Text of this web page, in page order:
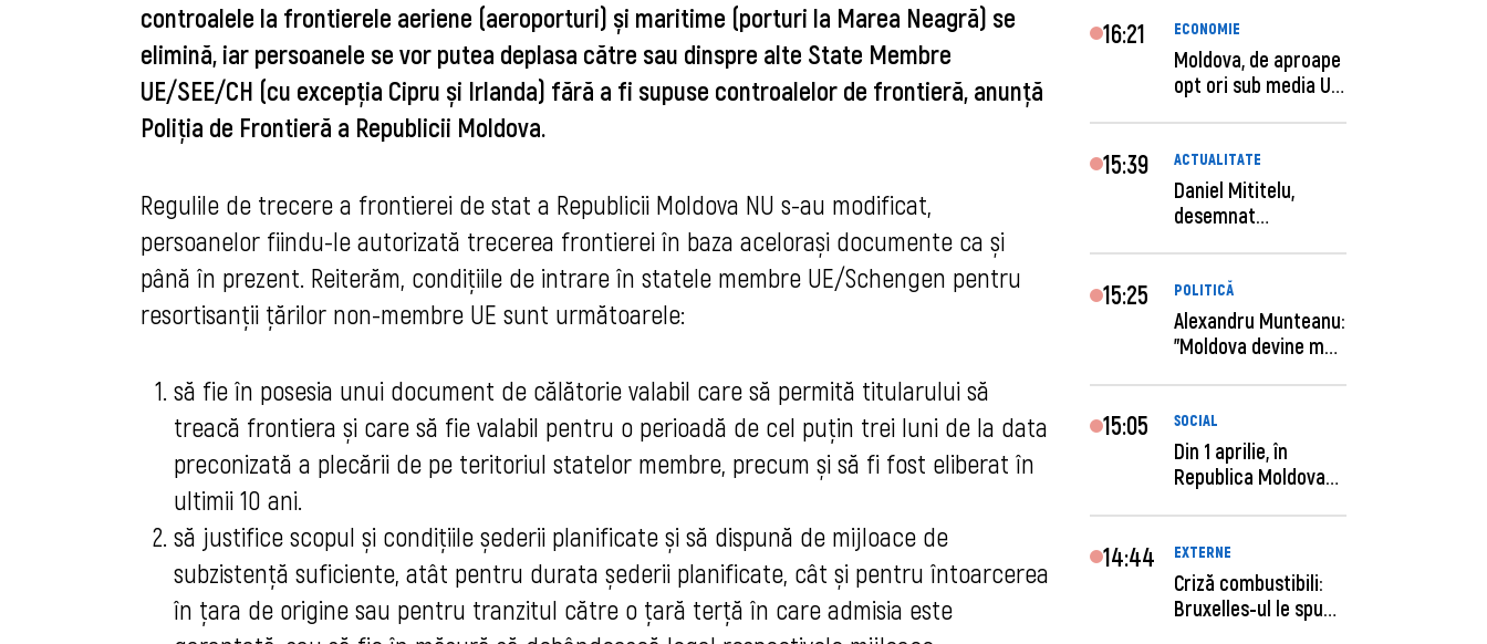
controalele la frontierele aeriene (aeroporturi) și maritime (porturi la Marea Neagră) se
elimină, iar persoanele se vor putea deplasa către sau dinspre alte State Membre
UE/SEE/CH (cu excepția Cipru și Irlanda) fără a fi supuse controalelor de frontieră, anunță
Poliția de Frontieră a Republicii Moldova.
Regulile de trecere a frontierei de stat a Republicii Moldova NU s-au modificat,
persoanelor fiindu-le autorizată trecerea frontierei în baza acelorași documente ca și
până în prezent. Reiterăm, condițiile de intrare în statele membre UE/Schengen pentru
resortisanții țărilor non-membre UE sunt următoarele:
să fie în posesia unui document de călătorie valabil care să permită titularului să
treacă frontiera și care să fie valabil pentru o perioadă de cel puțin trei luni de la data
preconizată a plecării de pe teritoriul statelor membre, precum și să fi fost eliberat în
ultimii 10 ani.
să justifice scopul și condițiile șederii planificate și să dispună de mijloace de
subzistență suficiente, atât pentru durata șederii planificate, cât și pentru întoarcerea
în țara de origine sau pentru tranzitul către o țară terță în care admisia este
16:21 ECONOMIE
Moldova, de aproape
opt ori sub media UE
15:39 ACTUALITATE
Daniel Mititelu,
desemnat
15:25 POLITICĂ
Alexandru Munteanu:
"Moldova devine mai
15:05 SOCIAL
Din 1 aprilie, în
Republica Moldova
14:44 EXTERNE
Criză combustibili:
Bruxelles-ul le spune